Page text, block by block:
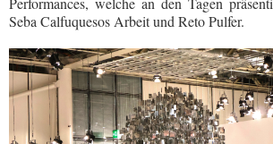
Seba Calfuquesos Arbeit und Reto Pulfer.